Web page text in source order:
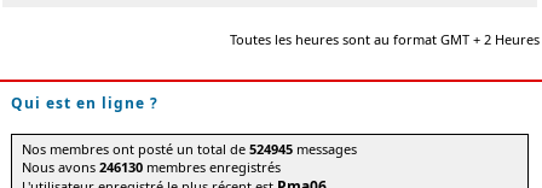
Toutes les heures sont au format GMT + 2 Heures
Qui est en ligne ?
Nos membres ont posté un total de524945 messages
Nous avons246130 membres enregistrés